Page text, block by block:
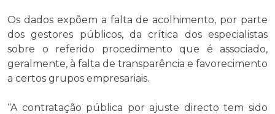
Os dados expõem a falta de acolhimento, por parte
dos gestores públicos, da crítica dos especialistas
sobre o referido procedimento que é associado,
geralmente, à falta de transparência e favorecimento
a certos grupos empresariais.
“A contratação pública por ajuste directo tem sido